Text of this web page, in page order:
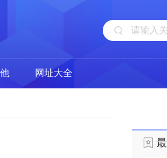
网址大全